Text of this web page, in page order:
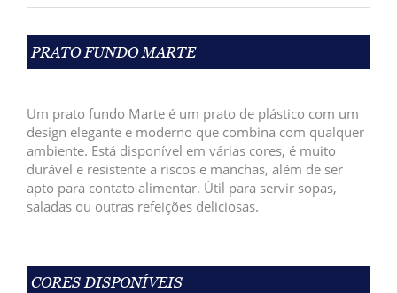
PRATO FUNDO MARTE
Um prato fundo Marte é um prato de plástico com um
design elegante e moderno que combina com qualquer
ambiente. Está disponível em várias cores, é muito
durável e resistente a riscos e manchas, além de ser
apto para contato alimentar. Útil para servir sopas,
saladas ou outras refeições deliciosas.
CORES DISPONÍVEIS